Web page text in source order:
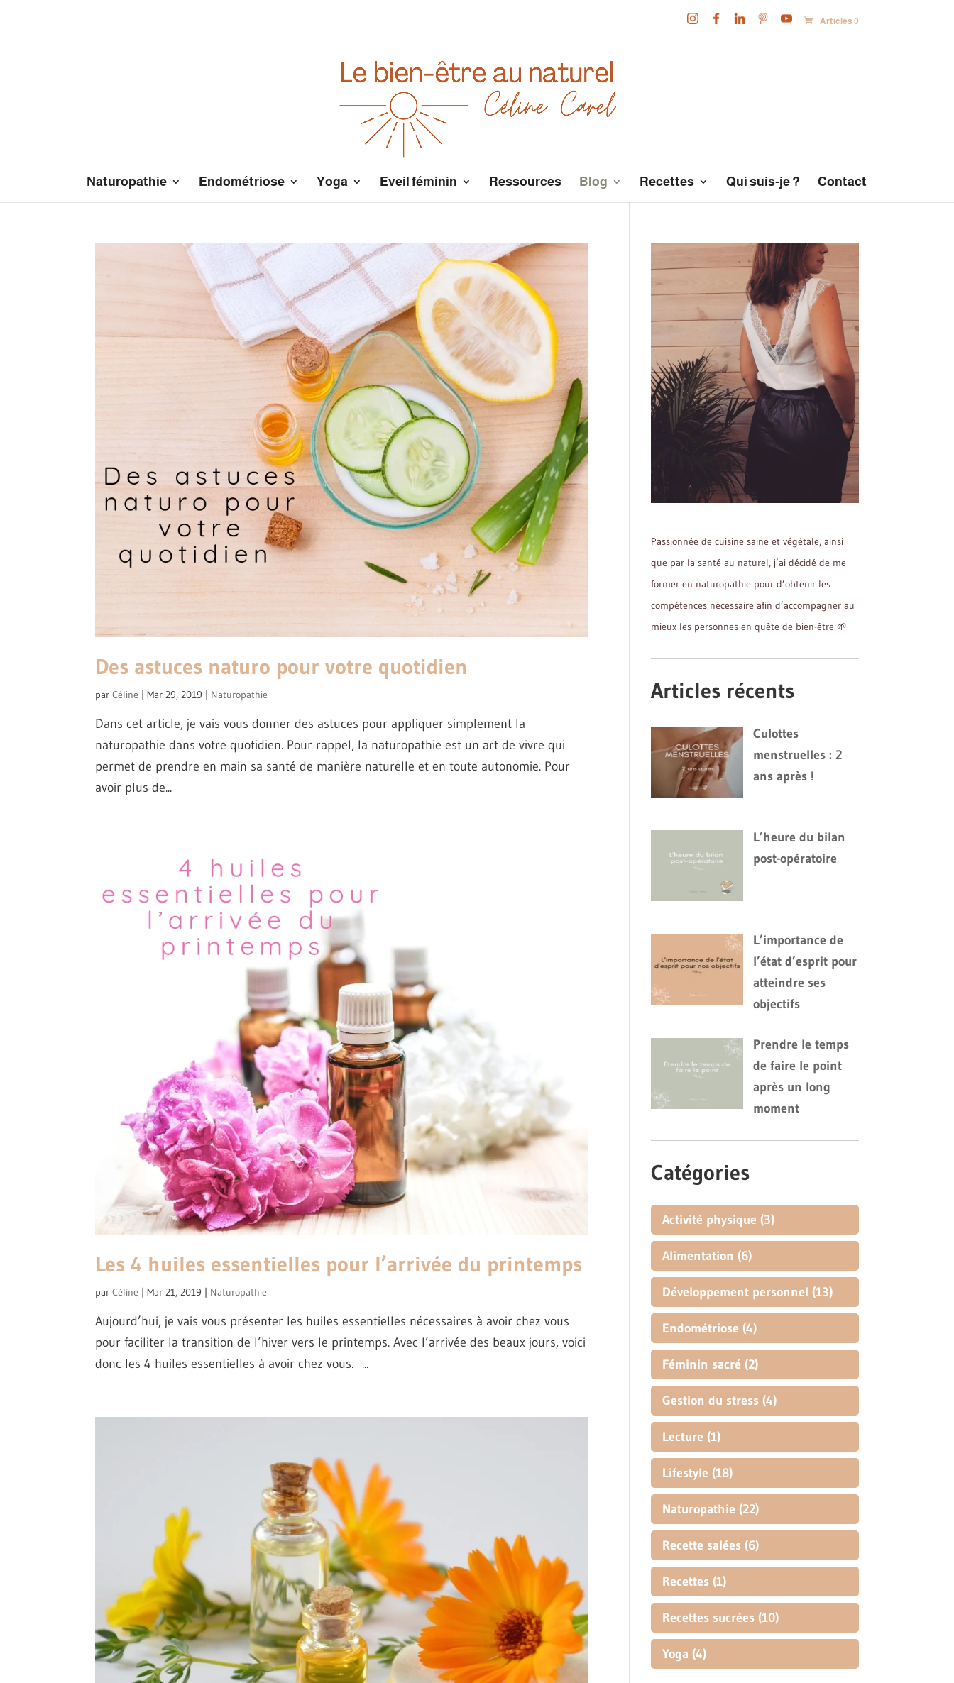
Articles 0
Naturopathie Endométriose Yoga Eveil féminin Ressources Blog Recettes Qui suis-je ? Contact
Des astuces naturo pour votre quotidien
parCéline |Mar 29, 2019 | Naturopathie
Dans cet article, je vais vous donner des astuces pour appliquer simplement la
naturopathie dans votre quotidien. Pour rappel, la naturopathie est un art de vivre qui
permet de prendre en main sa santé de manière naturelle et en toute autonomie. Pour
avoir plus de...
Les 4 huiles essentielles pour l’arrivée du printemps
parCéline |Mar 21, 2019 | Naturopathie
Aujourd’hui, je vais vous présenter les huiles essentielles nécessaires à avoir chez vous
pour faciliter la transition de l’hiver vers le printemps. Avec l’arrivée des beaux jours, voici
donc les 4 huiles essentielles à avoir chez vous. ...
Passionnée de cuisine saine et végétale, ainsi
que par la santé au naturel, j’ai décidé de me
former en naturopathie pour d’obtenir les
compétences nécessaire afin d’accompagner au
mieux les personnes en quête de bien-être 🌱
Articles récents
Culottes
menstruelles : 2
ans après !
L’heure du bilan
post-opératoire
L’importance de
l’état d’esprit pour
atteindre ses
objectifs
Prendre le temps
de faire le point
après un long
moment
Catégories
Activité physique (3)
Alimentation (6)
Développement personnel (13)
Endométriose (4)
Féminin sacré (2)
Gestion du stress (4)
Lecture (1)
Lifestyle (18)
Naturopathie (22)
Recette salées (6)
Recettes (1)
Recettes sucrées (10)
Yoga (4)